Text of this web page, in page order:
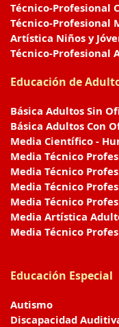
Técnico-Profesional
Técnico-Profesional
Artística Niños y
Técnico-Profesional
Educación de
Básica Adultos Sin
Básica Adultos Con
Media Científico -
Media Técnico
Media Técnico
Media Técnico
Media Técnico
Media Artística
Media Técnico
Educación Especial
Autismo
Discapacidad